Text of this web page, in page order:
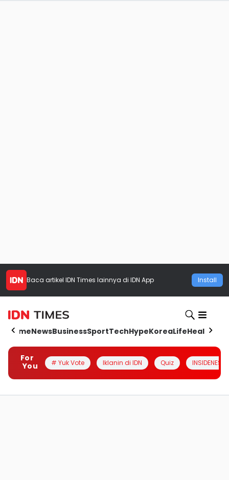
Baca artikel IDN Times lainnya di IDN App Install
HomeNewsBusinessSportTechHypeKoreaLifeHealth
For
You
# Yuk Vote Iklanin di IDN Quiz INSIDENESIA